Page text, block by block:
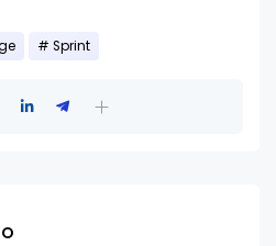
Sprint